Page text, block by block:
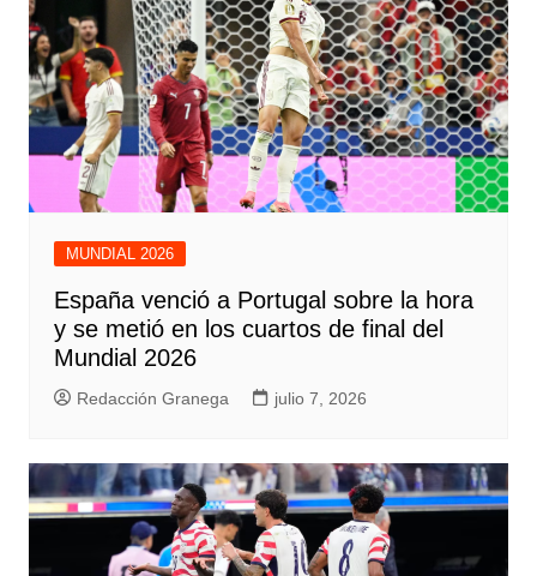
MUNDIAL 2026
España venció a Portugal sobre la hora
y se metió en los cuartos de final del
Mundial 2026
Redacción Granega julio 7, 2026